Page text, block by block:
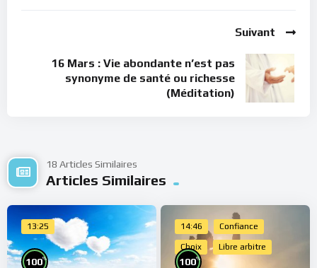
Suivant
16 Mars : Vie abondante n’est pas
synonyme de santé ou richesse
(Méditation)
18 Articles Similaires
Articles Similaires
13:25
100%
14:46 Confiance
Choix Libre arbitre
100%